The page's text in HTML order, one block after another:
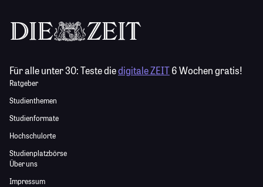
Für alle unter 30:Teste diedigitale ZEIT6 Wochen gratis!
Ratgeber
Studienthemen
Studienformate
Hochschulorte
Studienplatzbörse
Über uns
Impressum